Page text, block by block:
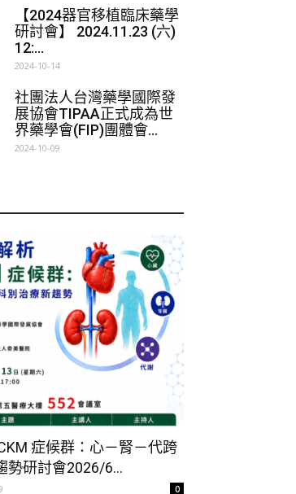
【2024器官移植臨床藥學
研討會】 2024.11.23 (六)
12:...
2024-10-14
社團法人台灣藥學國際發
展協會TIPAA正式成為世
界藥學會(FIP)團體會...
2024-10-09
症候群：心－腎－代跨
勢研討會2026/6...
0